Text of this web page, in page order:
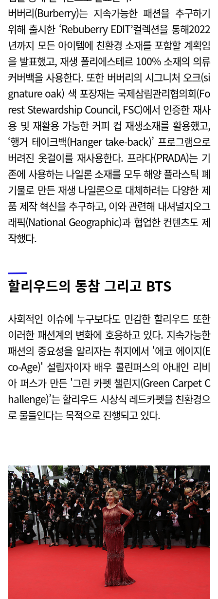
버버리(Burberry)는 지속가능한 패션을 추구하기
위해 출시한 ‘Rebuberry EDIT’컬렉션을 통해2022
년까지 모든 아이템에 친환경 소재를 포함할 계획임
을 발표했고, 재생 폴리에스테르 100% 소재의 의류
커버백을 사용한다. 또한 버버리의 시그니처 오크(si
gnature oak) 색 포장재는 국제삼림관리협의회(Fo
rest Stewardship Council, FSC)에서 인증한 재사
용 및 재활용 가능한 커피 컵 재생소재를 활용했고,
‘행거 테이크백(Hanger take-back)’ 프로그램으로
버려진 옷걸이를 재사용한다. 프라다(PRADA)는 기
존에 사용하는 나일론 소재를 모두 해양 플라스틱 폐
기물로 만든 재생 나일론으로 대체하려는 다양한 제
품 제작 혁신을 추구하고, 이와 관련해 내셔널지오그
래픽(National Geographic)과 협업한 컨텐츠도 제
작했다.
할리우드의 동참 그리고 BTS
사회적인 이슈에 누구보다도 민감한 할리우드 또한
이러한 패션계의 변화에 호응하고 있다. 지속가능한
패션의 중요성을 알리자는 취지에서 '에코 에이지(E
co-Age)' 설립자이자 배우 콜린퍼스의 아내인 리비
아 퍼스가 만든 '그린 카펫 챌린지(Green Carpet C
hallenge)’는 할리우드 시상식 레드카펫을 친환경으
로 물들인다는 목적으로 진행되고 있다.